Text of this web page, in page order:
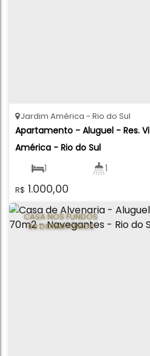
Apartamento - Aluguel - Res.
América - Rio do Sul
R$ 1.000,00
Jardim América Rio do Sul
1 1
50.00m²
CASA NOS FUNDOS
03 DORMITÓRIOS